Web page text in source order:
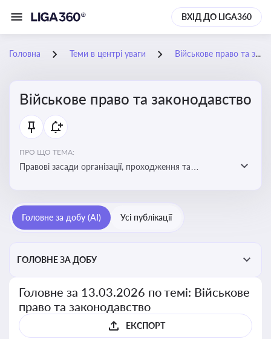
ВХІД ДО LIGA360
Головна Теми в центрі уваги Військове право та законодавство
Військове право та законодавство
ПРО ЩО ТЕМА:
Правові засади організації, проходження та
військовослужбовців у воєнний час
Головне за добу (AI) Усі публікації
ГОЛОВНЕ ЗА ДОБУ
Головне за 13.03.2026 по темі: Військове
право та законодавство
ЕКСПОРТ